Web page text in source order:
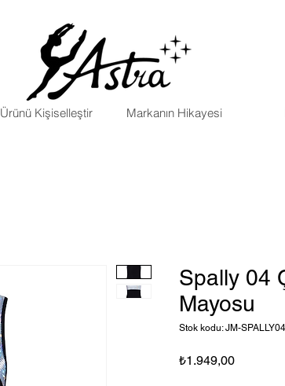
Ürünü Kişiselleştir Markanın Hikayesi
Spally 04
Mayosu
Stok kodu: JM-SPALLY04
₺1.949,00Fiyat